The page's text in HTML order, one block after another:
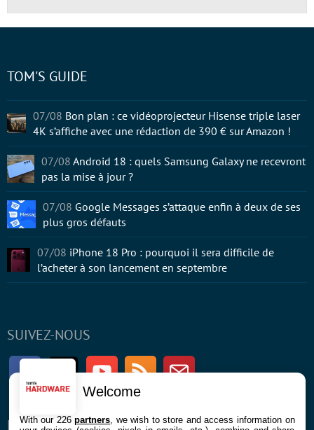
SUIVEZ-NOUS
FacebookTwitter Youtube RSS Newsletter
ENTREPRISE À PROPOS
TOM'S GUIDE
07/08 Bon plan : ce vidéoprojecteur Hisense triple laser
4K s’affiche avec une rédaction de 390 € sur Amazon !
07/08 Android 18 : quels Samsung Galaxy ne recevront
pas la mise à jour ?
07/08 Google Messages s’attaque enfin à deux de ses
plus gros défauts
07/08 iPhone 18 Pro : pourquoi il sera difficile de
l’acheter à son lancement en septembre
Welcome
With our 226partners , we wish to store and access information on